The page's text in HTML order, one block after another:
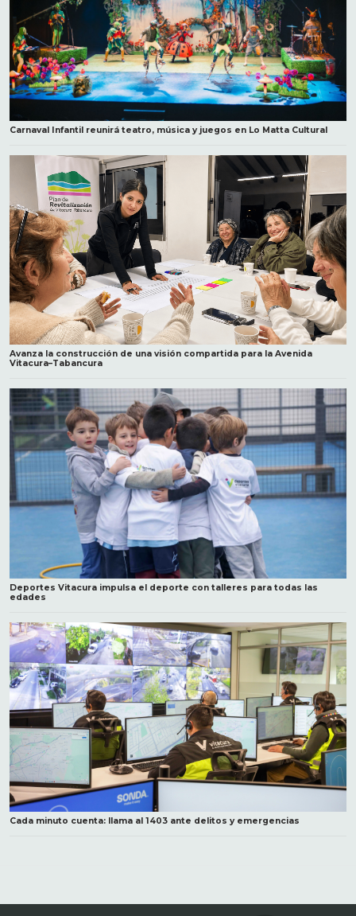
Carnaval Infantil reunirá teatro, música y juegos en Lo Matta Cultural
Avanza la construcción de una visión compartida para la Avenida
Vitacura–Tabancura
Deportes Vitacura impulsa el deporte con talleres para todas las
edades
Cada minuto cuenta: llama al 1403 ante delitos y emergencias